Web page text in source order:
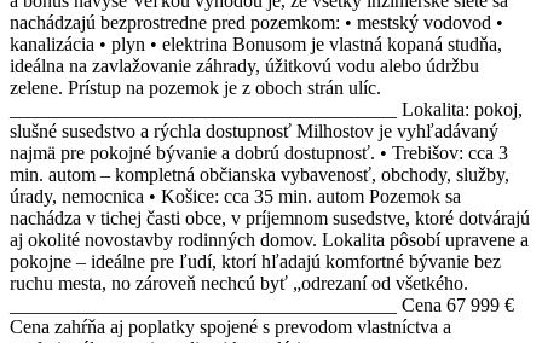
nachádzajú bezprostredne pred pozemkom: • mestský vodovod •
kanalizácia • plyn • elektrina Bonusom je vlastná kopaná studňa,
ideálna na zavlažovanie záhrady, úžitkovú vodu alebo údržbu
zelene. Prístup na pozemok je z oboch strán ulíc.
________________________________________ Lokalita: pokoj,
slušné susedstvo a rýchla dostupnosť Milhostov je vyhľadávaný
najmä pre pokojné bývanie a dobrú dostupnosť. • Trebišov: cca 3
min. autom – kompletná občianska vybavenosť, obchody, služby,
úrady, nemocnica • Košice: cca 35 min. autom Pozemok sa
nachádza v tichej časti obce, v príjemnom susedstve, ktoré dotvárajú
aj okolité novostavby rodinných domov. Lokalita pôsobí upravene a
pokojne – ideálne pre ľudí, ktorí hľadajú komfortné bývanie bez
ruchu mesta, no zároveň nechcú byť „odrezaní od všetkého.
________________________________________ Cena 67 999 €
Cena zahŕňa aj poplatky spojené s prevodom vlastníctva a